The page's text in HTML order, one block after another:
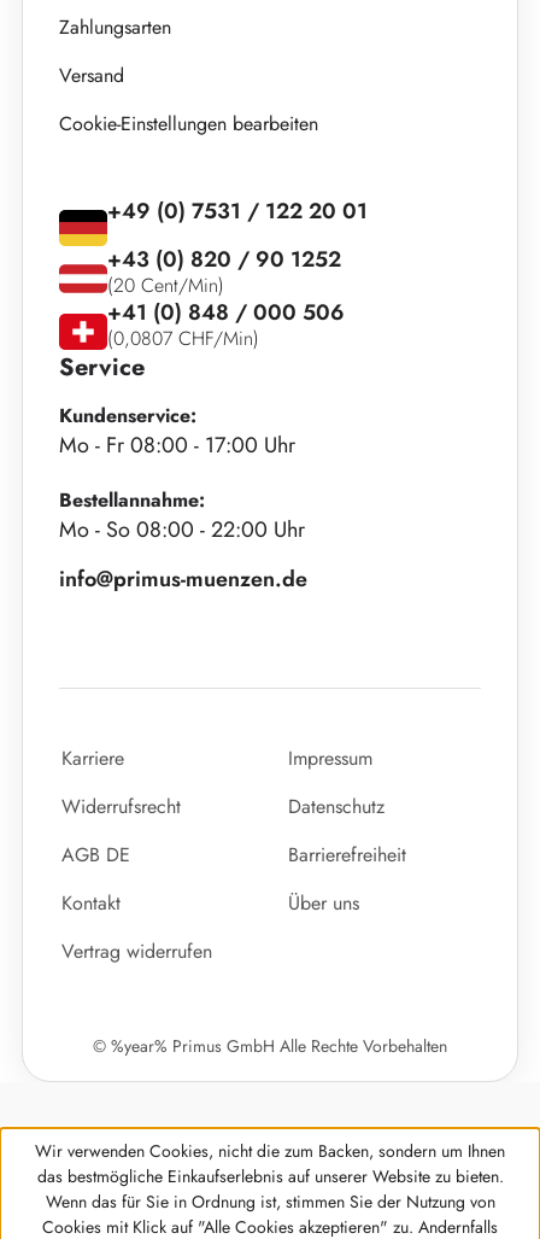
Zahlungsarten
Versand
Cookie-Einstellungen bearbeiten
Service
Kundenservice:
Mo - Fr 08:00 - 17:00 Uhr
Bestellannahme:
Mo - So 08:00 - 22:00 Uhr
info@primus-muenzen.de
+49 (0) 7531 / 122 20 01
+43 (0) 820 / 90 1252
(20 Cent/Min)
+41 (0) 848 / 000 506
(0,0807 CHF/Min)
Karriere
Impressum
Widerrufsrecht
Datenschutz
AGB DE
Barrierefreiheit
Kontakt
Über uns
Vertrag widerrufen
© %year% Primus GmbH Alle Rechte Vorbehalten
Wir verwenden Cookies, nicht die zum Backen, sondern um Ihnen
das bestmögliche Einkaufserlebnis auf unserer Website zu bieten.
Wenn das für Sie in Ordnung ist, stimmen Sie der Nutzung von
Cookies mit Klick auf "Alle Cookies akzeptieren" zu. Andernfalls